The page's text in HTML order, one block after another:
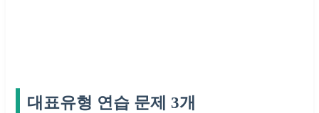
대표유형 연습 문제 3개